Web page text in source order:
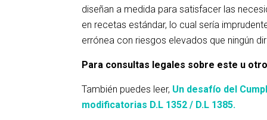
diseñan a medida para satisfacer las
en recetas estándar, lo cual sería
errónea con riesgos elevados que ningún
Para consultas legales sobre este u
También puedes leer, Un desafío del
modificatorias D.L 1352 / D.L 1385.